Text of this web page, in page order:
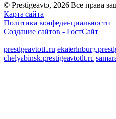
© Prestigeavto, 2026 Все права
Карта сайта
Политика конфеденциальности
Создание сайтов - РостСайт
prestigeavtotlt.ru
chelyabinsk.prestigeavtotlt.ru